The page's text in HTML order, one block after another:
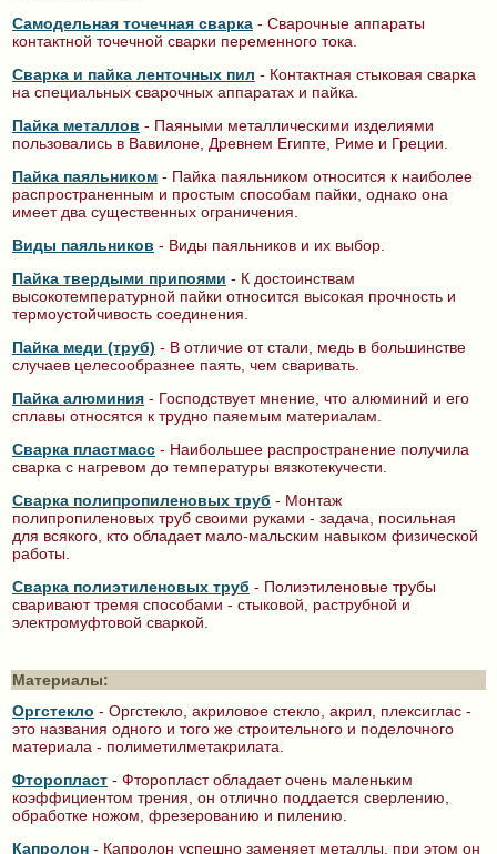
Самодельная точечная сварка - Сварочные аппараты
контактной точечной сварки переменного тока.
Сварка и пайка ленточных пил - Контактная стыковая сварка
на специальных сварочных аппаратах и пайка.
Пайка металлов - Паяными металлическими изделиями
пользовались в Вавилоне, Древнем Египте, Риме и Греции.
Пайка паяльником - Пайка паяльником относится к наиболее
распространенным и простым способам пайки, однако она
имеет два существенных ограничения.
Виды паяльников - Виды паяльников и их выбор.
Пайка твердыми припоями - К достоинствам
высокотемпературной пайки относится высокая прочность и
термоустойчивость соединения.
Пайка меди (труб) - В отличие от стали, медь в большинстве
случаев целесообразнее паять, чем сваривать.
Пайка алюминия - Господствует мнение, что алюминий и его
сплавы относятся к трудно паяемым материалам.
Сварка пластмасс - Наибольшее распространение получила
сварка с нагревом до температуры вязкотекучести.
Сварка полипропиленовых труб - Монтаж
полипропиленовых труб своими руками - задача, посильная
для всякого, кто обладает мало-мальским навыком физической
работы.
Сварка полиэтиленовых труб - Полиэтиленовые трубы
сваривают тремя способами - стыковой, раструбной и
электромуфтовой сваркой.
Материалы:
Оргстекло - Оргстекло, акриловое стекло, акрил, плексиглас -
это названия одного и того же строительного и поделочного
материала - полиметилметакрилата.
Фторопласт - Фторопласт обладает очень маленьким
коэффициентом трения, он отлично поддается сверлению,
обработке ножом, фрезерованию и пилению.
Капролон - Капролон успешно заменяет металлы, при этом он